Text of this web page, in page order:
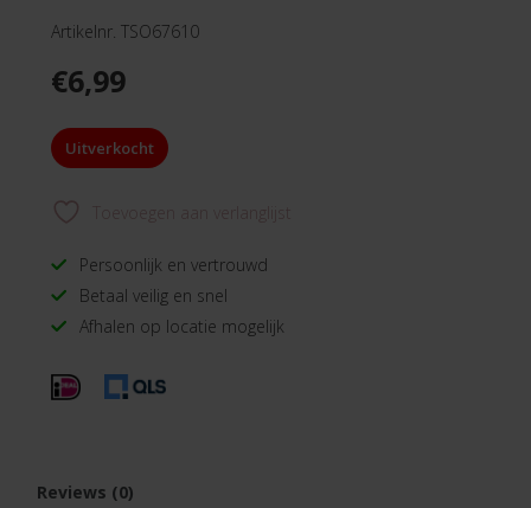
Artikelnr. TSO67610
€6,99
Uitverkocht
Persoonlijk en vertrouwd
Betaal veilig en snel
Afhalen op locatie mogelijk
Reviews (0)